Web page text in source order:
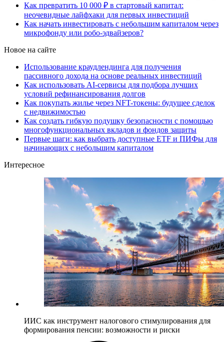
Как превратить 10 000 ₽ в стартовый капитал:
неочевидные лайфхаки для первых инвестиций
Как начать инвестировать с небольшим капиталом через
микрофонду или робо-эдвайзеров?
Новое на сайте
Использование краудлендинга для получения
пассивного дохода на основе реальных инвестиций
Как использовать AI-сервисы для подбора лучших
условий рефинансирования долгов
Как покупать жилье через NFT-токены: будущее сделок
с недвижимостью
Как создать гибкую подушку безопасности с помощью
многофункциональных вкладов и фондов защиты
Первые шаги: как выбрать доступные ETF и ПИФы для
начинающих с небольшим капиталом
Интересное
ИИС как инструмент налогового стимулирования для
формирования пенсии: возможности и риски